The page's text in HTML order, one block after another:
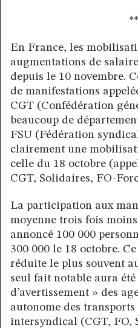
En France, les
augmentations de
depuis le 10 novembre.
de manifestations
CGT (Confédération
beaucoup de
FSU (Fédération
clairement une
celle du 18 octobre
CGT, Solidaires, FO-
La participation aux
moyenne trois fois
annoncé 100 000
300 000 le 18 octobre.
réduite le plus souvent
seul fait notable aura été
d’avertissement » des
autonome des transports
intersyndical (CGT, FO,